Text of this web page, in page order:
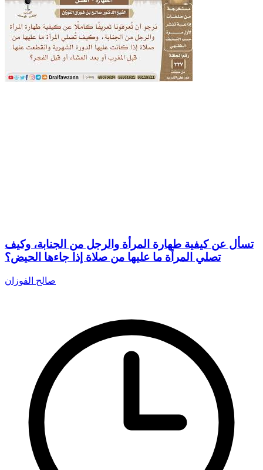
تسأل عن كيفية طهارة المرأة والرجل من الجنابة، وكيف
تصلي المرأة ما عليها من صلاة إذا جاءها الحيض؟
صالح الفوزان